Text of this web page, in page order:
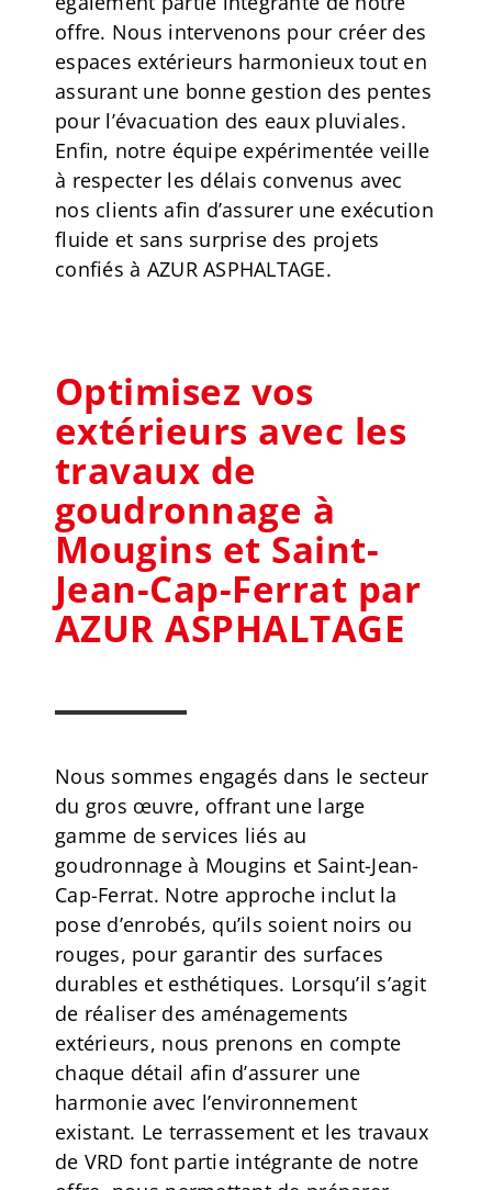
offre. Nous intervenons pour créer des
espaces extérieurs harmonieux tout en
assurant une bonne gestion des pentes
pour l’évacuation des eaux pluviales.
Enfin, notre équipe expérimentée veille
à respecter les délais convenus avec
nos clients afin d’assurer une exécution
fluide et sans surprise des projets
confiés à AZUR ASPHALTAGE.
Optimisez vos
extérieurs avec les
travaux de
goudronnage à
Mougins et Saint-
Jean-Cap-Ferrat par
AZUR ASPHALTAGE
Nous sommes engagés dans le secteur
du gros œuvre, offrant une large
gamme de services liés au
goudronnage à Mougins et Saint-Jean-
Cap-Ferrat. Notre approche inclut la
pose d’enrobés, qu’ils soient noirs ou
rouges, pour garantir des surfaces
durables et esthétiques. Lorsqu’il s’agit
de réaliser des aménagements
extérieurs, nous prenons en compte
chaque détail afin d’assurer une
harmonie avec l’environnement
existant. Le terrassement et les travaux
de VRD font partie intégrante de notre